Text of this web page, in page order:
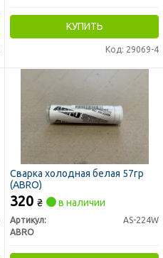
КУПИТЬ
Код: 29069-4
Сварка холодная белая 57гр
(ABRO)
320 ₴ в наличии
Артикул:
AS-224W
ABRO